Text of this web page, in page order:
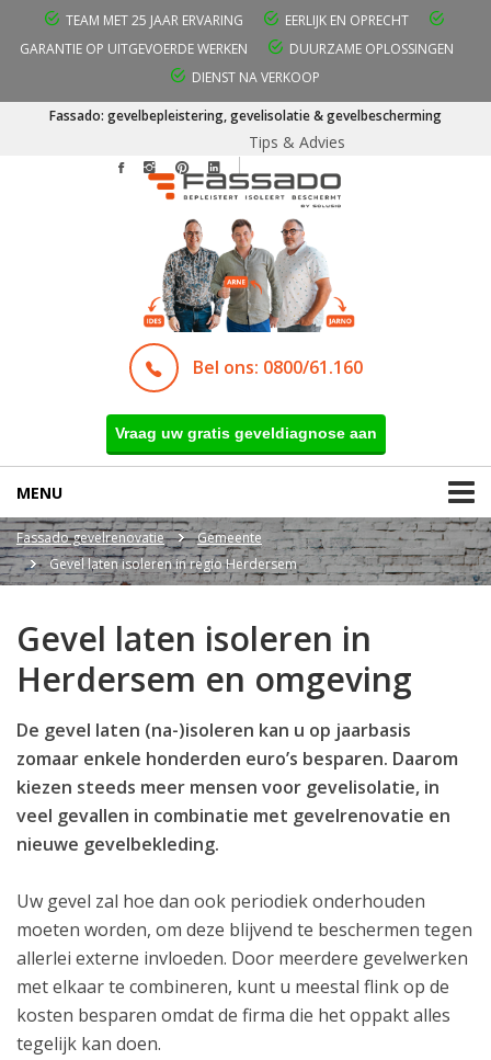
TEAM MET 25 JAAR ERVARING
EERLIJK EN OPRECHT
GARANTIE OP UITGEVOERDE WERKEN
DUURZAME OPLOSSINGEN
DIENST NA VERKOOP
Fassado: gevelbepleistering, gevelisolatie & gevelbescherming
Tips & Advies
Bel ons: 0800/61.160
Vraag uw gratis geveldiagnose aan
MENU
Fassado gevelrenovatie
Gemeente
Gevel laten isoleren in regio Herdersem
Gevel laten isoleren in
Herdersem en omgeving
De gevel laten (na-)isoleren kan u op jaarbasis
zomaar enkele honderden euro’s besparen. Daarom
kiezen steeds meer mensen voor gevelisolatie, in
veel gevallen in combinatie met gevelrenovatie en
nieuwe gevelbekleding.
Uw gevel zal hoe dan ook periodiek onderhouden
moeten worden, om deze blijvend te beschermen tegen
allerlei externe invloeden. Door meerdere gevelwerken
met elkaar te combineren, kunt u meestal flink op de
kosten besparen omdat de firma die het oppakt alles
tegelijk kan doen.